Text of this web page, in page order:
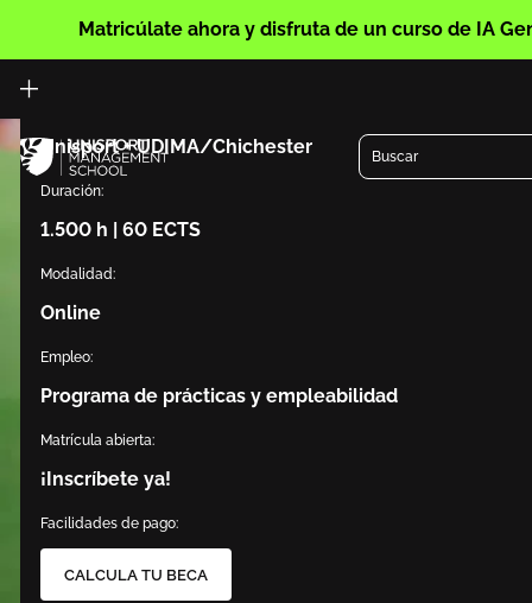
Matricúlate ahora y disfruta de un curso de IA
Buscar
Unisport + UDIMA/Chichester
Duración:
1.500 h | 60 ECTS
Modalidad:
Online
Empleo:
Programa de prácticas y empleabilidad
Matrícula abierta:
¡Inscríbete ya!
Facilidades de pago:
CALCULA TU BECA